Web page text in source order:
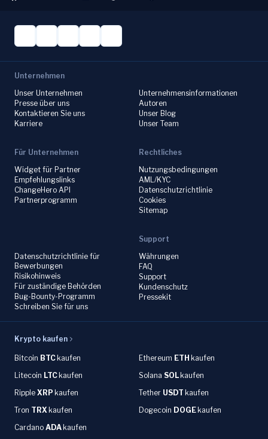
Unternehmen
Unser Unternehmen
Presse über uns
Kontaktieren Sie uns
Karriere
Unternehmensinformationen
Autoren
Unser Blog
Unser Team
Für Unternehmen
Widget für Partner
Empfehlungslinks
ChangeHero API
Partnerprogramm
Rechtliches
Nutzungsbedingungen
AML/KYC
Datenschutzrichtlinie
Cookies
Sitemap
Datenschutzrichtlinie für
Bewerbungen
Risikohinweis
Für zuständige Behörden
Bug-Bounty-Programm
Schreiben Sie für uns
Support
Währungen
FAQ
Support
Kundenschutz
Pressekit
Krypto kaufen
Bitcoin BTC kaufen Ethereum ETH kaufen
Litecoin LTC kaufen Solana SOL kaufen
Ripple XRP kaufen Tether USDT kaufen
Tron TRX kaufen Dogecoin DOGE kaufen
Cardano ADA kaufen